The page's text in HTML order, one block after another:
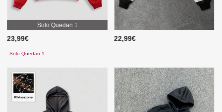
Solo Quedan 1
23,99€
Solo Quedan 1
22,99€